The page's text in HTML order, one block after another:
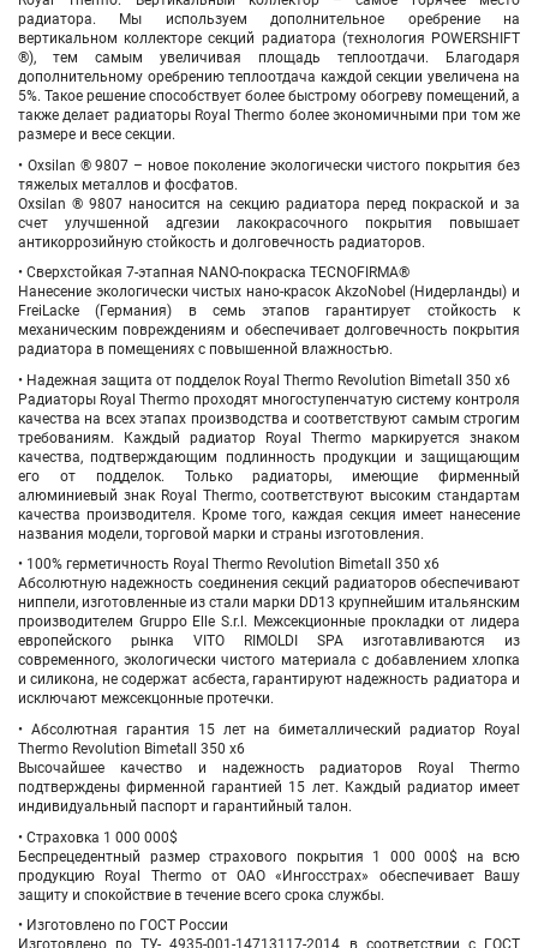
радиатора. Мы используем дополнительное оребрение на
вертикальном коллекторе секций радиатора (технология POWERSHIFT
®), тем самым увеличивая площадь теплоотдачи. Благодаря
дополнительному оребрению теплоотдача каждой секции увеличена на
5%. Такое решение способствует более быстрому обогреву помещений, а
также делает радиаторы Royal Thermo более экономичными при том же
размере и весе секции.
• Oxsilan ® 9807 – новое поколение экологически чистого покрытия без
тяжелых металлов и фосфатов.
Oxsilan ® 9807 наносится на секцию радиатора перед покраской и за
счет улучшенной адгезии лакокрасочного покрытия повышает
антикоррозийную стойкость и долговечность радиаторов.
• Сверхстойкая 7-этапная NANO-покраска TECNOFIRMA®
Нанесение экологически чистых нано-красок AkzoNobel (Нидерланды) и
FreiLacke (Германия) в семь этапов гарантирует стойкость к
механическим повреждениям и обеспечивает долговечность покрытия
радиатора в помещениях с повышенной влажностью.
• Надежная защита от подделок Royal Thermo Revolution Bimetall 350 х6
Радиаторы Royal Thermo проходят многоступенчатую систему контроля
качества на всех этапах производства и соответствуют самым строгим
требованиям. Каждый радиатор Royal Thermo маркируется знаком
качества, подтверждающим подлинность продукции и защищающим
его от подделок. Только радиаторы, имеющие фирменный
алюминиевый знак Royal Thermo, соответствуют высоким стандартам
качества производителя. Кроме того, каждая секция имеет нанесение
названия модели, торговой марки и страны изготовления.
• 100% герметичность Royal Thermo Revolution Bimetall 350 х6
Абсолютную надежность соединения секций радиаторов обеспечивают
ниппели, изготовленные из стали марки DD13 крупнейшим итальянским
производителем Gruppo Elle S.r.l. Межсекционные прокладки от лидера
европейского рынка VITO RIMOLDI SPA изготавливаются из
современного, экологически чистого материала с добавлением хлопка
и силикона, не содержат асбеста, гарантируют надежность радиатора и
исключают межсекцонные протечки.
• Абсолютная гарантия 15 лет на биметаллический радиатор Royal
Thermo Revolution Bimetall 350 х6
Высочайшее качество и надежность радиаторов Royal Thermo
подтверждены фирменной гарантией 15 лет. Каждый радиатор имеет
индивидуальный паспорт и гарантийный талон.
• Страховка 1 000 000$
Беспрецедентный размер страхового покрытия 1 000 000$ на всю
продукцию Royal Thermo от ОАО «Ингосстрах» обеспечивает Вашу
защиту и спокойствие в течение всего срока службы.
• Изготовлено по ГОСТ России